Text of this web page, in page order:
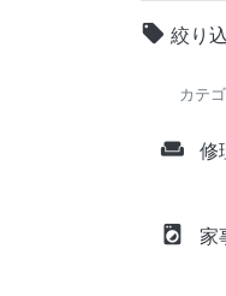
local_offer 絞り
カテ
weekend 修
local_laundry_service 家